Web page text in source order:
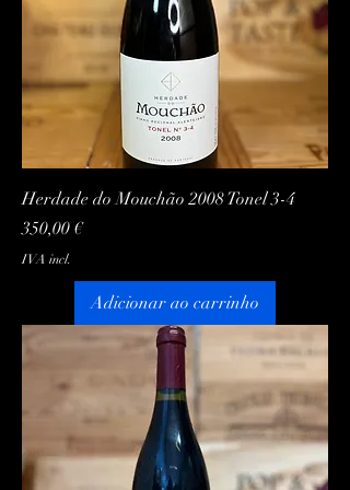
Herdade do Mouchão 2008 Tonel 3-4
Preço
350,00 €
IVA incl.
Adicionar ao carrinho